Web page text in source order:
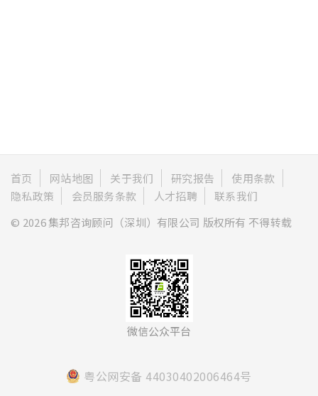
首页 网站地图 关于我们 研究报告
使用条款
隐私政策
会员服务条款 人才招聘
联系我们
© 2026 集邦咨询顾问（深圳）有限公司 版权所有 不得转载
微信公众平台
粤公网安备 44030402006464号